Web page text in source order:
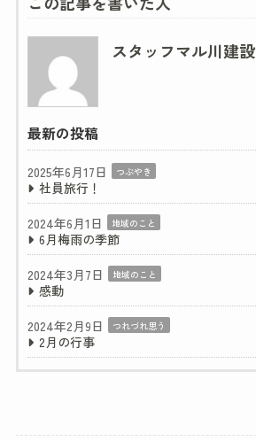
スタッフマル川建設
最新の投稿
2025年6月17日 つぶやき
社員旅行！
2024年6月1日
地域のこと
6月梅雨の季節
2024年3月7日
地域のこと
感動
2024年2月9日
つれづれ思う
2月の行事